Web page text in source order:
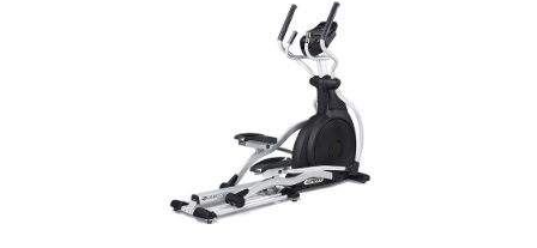
Az elliptikus gép lehetőséget nyújt a
séta/kocogás/futás opciókra, az
elektronikusan állítható lépéshosszal a
tökéletes kardió edzés érdekében.